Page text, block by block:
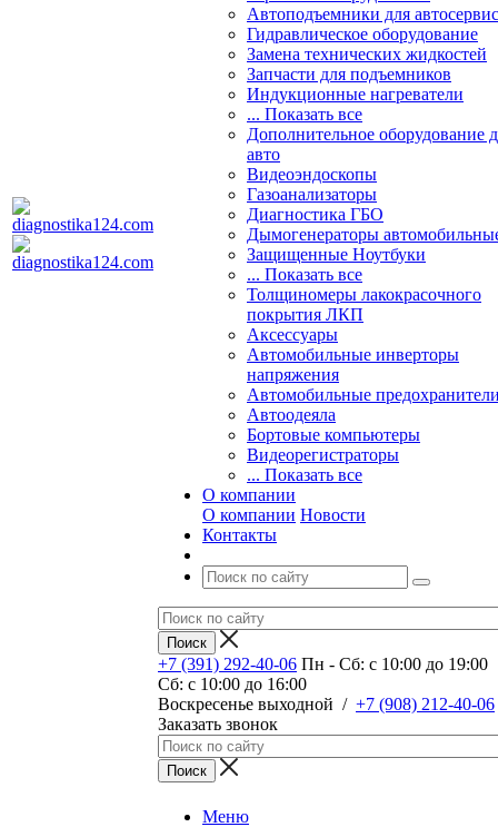
Автоподъемники для
Гидравлическое оборудование
Замена технических жидкостей
Запчасти для подъемников
Индукционные нагреватели
... Показать все
Дополнительное оборудование
авто
Видеоэндоскопы
Газоанализаторы
Диагностика ГБО
Дымогенераторы
Защищенные Ноутбуки
... Показать все
Толщиномеры лакокрасочного
покрытия ЛКП
Аксессуары
Автомобильные инверторы
напряжения
Автомобильные
Автоодеяла
Бортовые компьютеры
Видеорегистраторы
... Показать все
О компании
О компании Новости
Контакты
+7 (391) 292-40-06 Пн - Сб: c 10:00 до 19:00
Сб: c 10:00 до 16:00
​Воскресенье выходной / +7 (908) 212-40-06
Заказать звонок
Меню